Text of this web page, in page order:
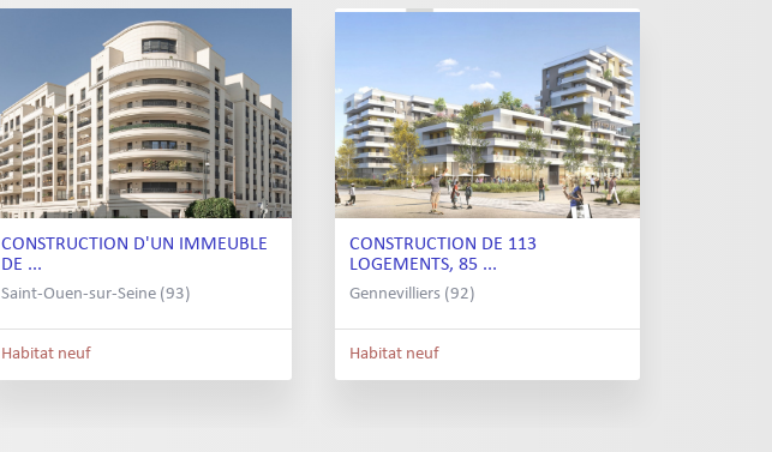
CONSTRUCTION D'UN IMMEUBLE
DE ...
Saint-Ouen-sur-Seine (93)
Habitat neuf
CONSTRUCTION DE 113
LOGEMENTS, 85 ...
Gennevilliers (92)
Habitat neuf